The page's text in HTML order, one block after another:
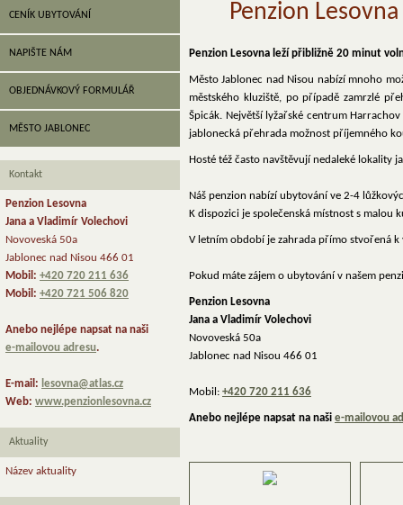
Penzion
Penzion Lesovna leží přibližně 20 minut
Město Jablonec nad Nisou nabízí mnoho
městského kluziště, po případě zamrzlé
Špicák. Největší lyžařské centrum
jablonecká přehrada možnost příjemného
Hosté též často navštěvují nedaleké lokality
Náš penzion nabízí ubytování ve 2-4
K dispozici je společenská místnost s malou
V letním období je zahrada přímo stvořená
Pokud máte zájem o ubytování v našem
Penzion Lesovna
Jana a Vladimír Volechovi
Novoveská 50a
Jablonec nad Nisou 466 01
Mobil: +420 720 211 636
Anebo nejlépe napsat na naši e-mailovou
CENÍK UBYTOVÁNÍ
NAPIŠTE NÁM
OBJEDNÁVKOVÝ FORMULÁŘ
MĚSTO JABLONEC
Kontakt
Penzion Lesovna
Jana a Vladimír Volechovi
Novoveská 50a
Jablonec nad Nisou 466 01
Mobil: +420 720 211 636
Mobil: +420 721 506 820
Anebo nejlépe napsat na naši
e-mailovou adresu.
E-mail: lesovna@atlas.cz
Web: www.penzionlesovna.cz
Aktuality
Název aktuality